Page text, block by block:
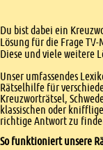
Einleitung
Du bist dabei ein
Lösung für die Frage
Diese und viele weitere
Unser umfassendes
Rätselhilfe für
Kreuzworträtsel,
klassischen oder
richtige Antwort zu
So funktioniert unsere